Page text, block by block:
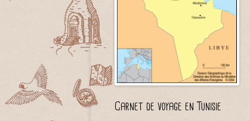
Carnet de voyage en Tunisie